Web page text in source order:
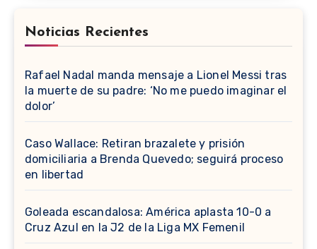
Noticias Recientes
Rafael Nadal manda mensaje a Lionel Messi tras
la muerte de su padre: ‘No me puedo imaginar el
dolor’
Caso Wallace: Retiran brazalete y prisión
domiciliaria a Brenda Quevedo; seguirá proceso
en libertad
Goleada escandalosa: América aplasta 10-0 a
Cruz Azul en la J2 de la Liga MX Femenil